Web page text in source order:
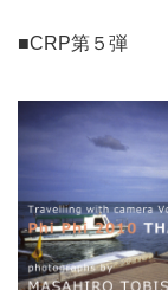
■CRP第５弾